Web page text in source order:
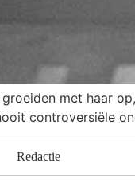
met haar
controversiële
Redactie